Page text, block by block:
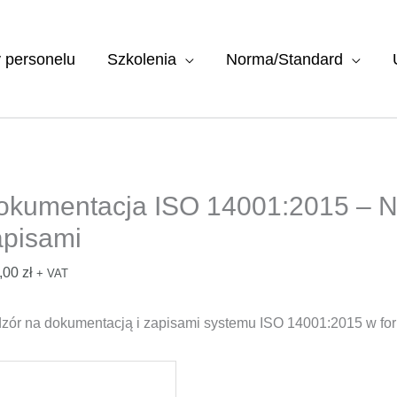
personelu Szkolenia Norma/Standard
ISO 14001:2015 –
zł + VAT
na dokumentacją i zapisami systemu ISO 14001:2015 w